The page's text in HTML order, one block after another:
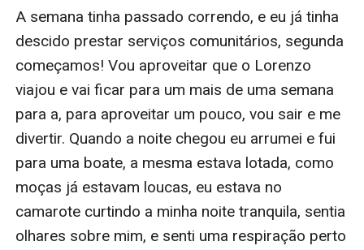
A semana tinha passado correndo, e eu já tinha
descido prestar serviços comunitários, segunda
começamos! Vou aproveitar que o Lorenzo
viajou e vai ficar para um mais de uma semana
para a, para aproveitar um pouco, vou sair e me
divertir. Quando a noite chegou eu arrumei e fui
para uma boate, a mesma estava lotada, como
moças já estavam loucas, eu estava no
camarote curtindo a minha noite tranquila, sentia
olhares sobre mim, e senti uma respiração perto